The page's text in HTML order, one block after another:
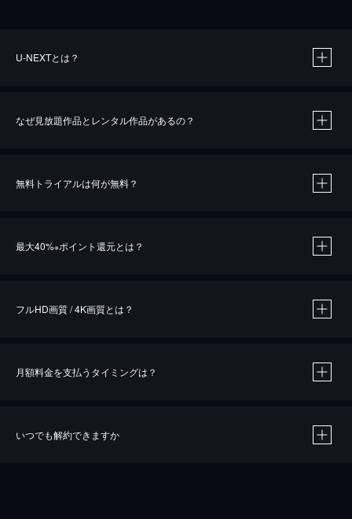
U-NEXTとは？
なぜ見放題作品とレンタル作品があるの？
無料トライアルは何が無料？
最大40%※ポイント還元とは？
※40％ポイント還元の対象は、クレジットカード決済による作品の購入 / レンタルです。
iOSアプリのUコイン決済による作品の購入 / レンタルは、20％のポイント還元です。
フルHD画質 / 4K画質とは？
月額料金を支払うタイミングは？
いつでも解約できますか